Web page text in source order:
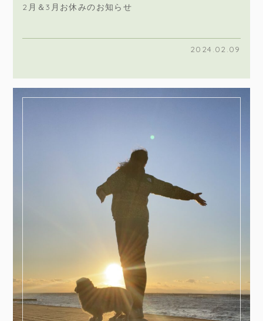
2月＆3月お休みのお知らせ
2024.02.09